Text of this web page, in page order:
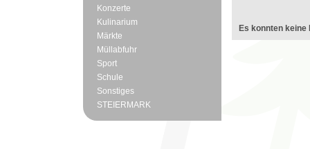
Konzerte
Kulinarium
Märkte
Müllabfuhr
Sport
Schule
Sonstiges
STEIERMARK
Es konnten keine